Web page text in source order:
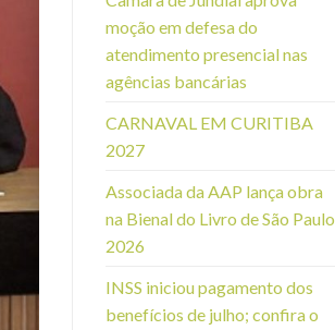
moção em defesa do
atendimento presencial nas
agências bancárias
CARNAVAL EM CURITIBA
2027
Associada da AAP lança obra
na Bienal do Livro de São Paulo
2026
INSS iniciou pagamento dos
benefícios de julho; confira o